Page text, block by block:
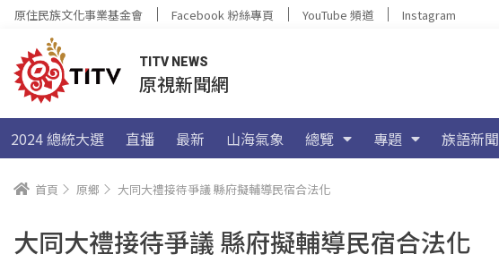
原住民族文化事業基金會 Facebook 粉絲專頁 YouTube 頻道 Instagram
TITV NEWS
原視新聞網
2024 總統大選 直播 最新 山海氣象 總覽 專題 族語新聞
首頁 原鄉 大同大禮接待爭議 縣府擬輔導民宿合法化
大同大禮接待爭議 縣府擬輔導民宿合法化